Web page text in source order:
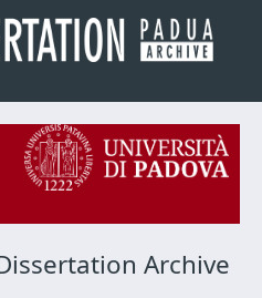
Archive